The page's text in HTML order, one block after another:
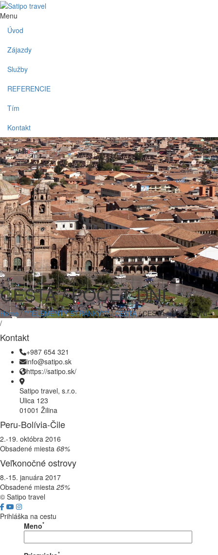
Menu
Úvod
Zájazdy
Služby
REFERENCIE
Tím
Kontakt
CESTA / POČET DNÍ
Home/***ELEMENTY STRÁNKY***/CESTA/CESTA / POČET DNÍ
/
Kontakt
+987 654 321
info@satipo.sk
https://satipo.sk/
Satipo travel, s.r.o.
Ulica 123
01001 Žilina
Peru-Bolívia-Čile
2.-19. októbra 2016
Obsadené miesta 68%
Veľkonočné ostrovy
8.-15. januára 2017
Obsadené miesta 25%
© Satipo travel
Prihláška na cestu
Meno*
*